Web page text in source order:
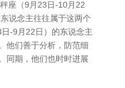
座（9月23日-10月22
说念主往往属于这两个
-9月22日）的东说念主
他们善于分析，防范细
同期，他们也时时进展